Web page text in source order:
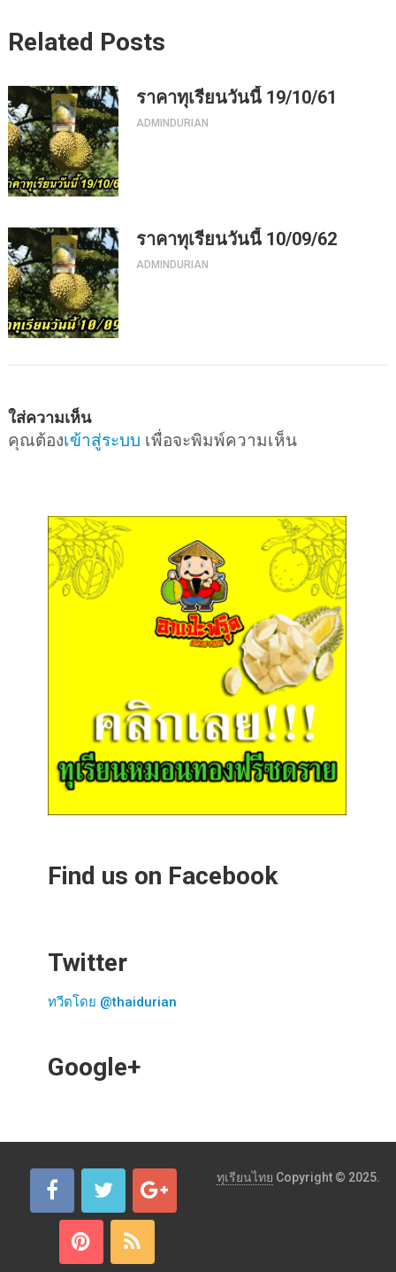
Related Posts
ราคาทุเรียนวันนี้ 19/10/61
ADMINDURIAN
ราคาทุเรียนวันนี้ 10/09/62
ADMINDURIAN
ใส่ความเห็น
คุณต้องเข้าสู่ระบบ เพื่อจะพิมพ์ความเห็น
Find us on Facebook
Twitter
ทวีตโดย @thaidurian
Google+
ทุเรียนไทย Copyright © 2025.